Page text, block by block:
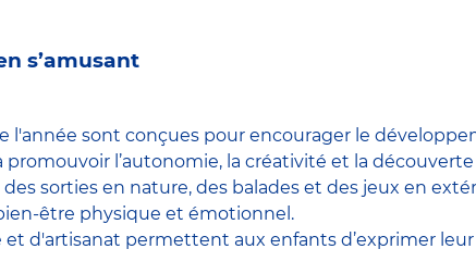
s’amusant
l'année sont conçues pour encourager le
l’autonomie, la créativité et la découverte
sorties en nature, des balades et des jeux en
être physique et émotionnel.
d'artisanat permettent aux enfants d’exprimer